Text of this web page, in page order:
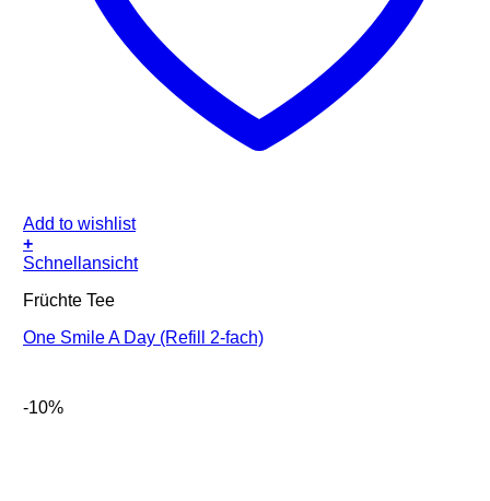
Add to wishlist
+
Schnellansicht
Früchte Tee
One Smile A Day (Refill 2-fach)
-10%